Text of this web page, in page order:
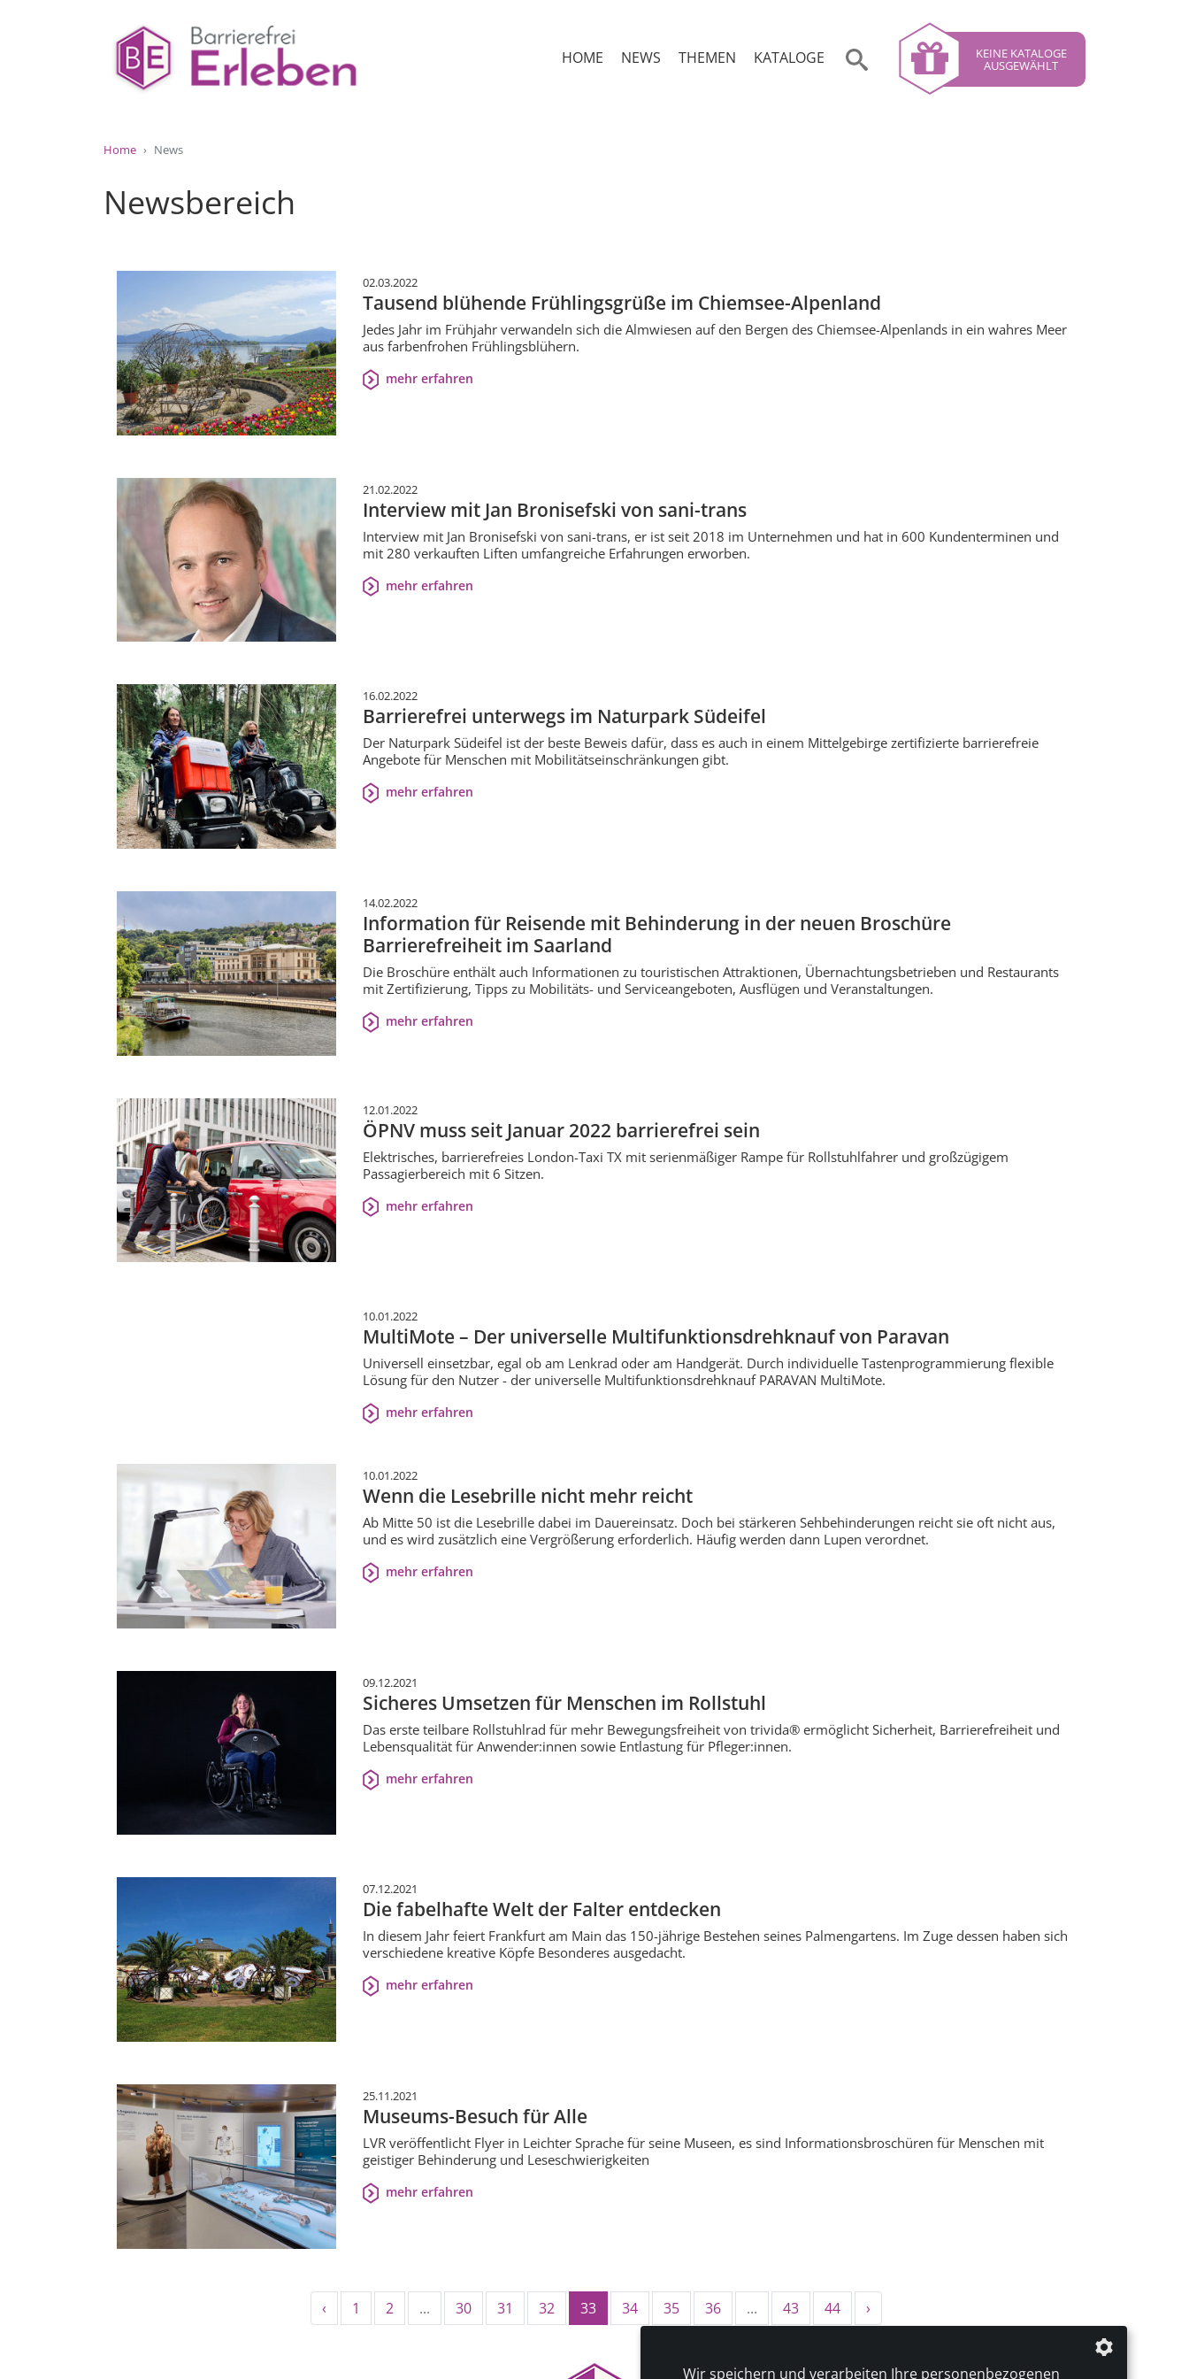
HOME NEWS THEMEN KATALOGE KEINE KATALOGE
AUSGEWÄHLT
Home News
Newsbereich
02.03.2022
Tausend blühende Frühlingsgrüße im Chiemsee-Alpenland
Jedes Jahr im Frühjahr verwandeln sich die Almwiesen auf den Bergen des Chiemsee-Alpenlands in ein wahres Meer
aus farbenfrohen Frühlingsblühern.
mehr erfahren
21.02.2022
Interview mit Jan Bronisefski von sani-trans
Interview mit Jan Bronisefski von sani-trans, er ist seit 2018 im Unternehmen und hat in 600 Kundenterminen und
mit 280 verkauften Liften umfangreiche Erfahrungen erworben.
mehr erfahren
16.02.2022
Barrierefrei unterwegs im Naturpark Südeifel
Der Naturpark Südeifel ist der beste Beweis dafür, dass es auch in einem Mittelgebirge zertifizierte barrierefreie
Angebote für Menschen mit Mobilitätseinschränkungen gibt.
mehr erfahren
14.02.2022
Information für Reisende mit Behinderung in der neuen Broschüre
Barrierefreiheit im Saarland
Die Broschüre enthält auch Informationen zu touristischen Attraktionen, Übernachtungsbetrieben und Restaurants
mit Zertifizierung, Tipps zu Mobilitäts- und Serviceangeboten, Ausflügen und Veranstaltungen.
mehr erfahren
12.01.2022
ÖPNV muss seit Januar 2022 barrierefrei sein
Elektrisches, barrierefreies London-Taxi TX mit serienmäßiger Rampe für Rollstuhlfahrer und großzügigem
Passagierbereich mit 6 Sitzen.
mehr erfahren
10.01.2022
MultiMote – Der universelle Multifunktionsdrehknauf von Paravan
Universell einsetzbar, egal ob am Lenkrad oder am Handgerät. Durch individuelle Tastenprogrammierung flexible
Lösung für den Nutzer - der universelle Multifunktionsdrehknauf PARAVAN MultiMote.
mehr erfahren
10.01.2022
Wenn die Lesebrille nicht mehr reicht
Ab Mitte 50 ist die Lesebrille dabei im Dauereinsatz. Doch bei stärkeren Sehbehinderungen reicht sie oft nicht aus,
und es wird zusätzlich eine Vergrößerung erforderlich. Häufig werden dann Lupen verordnet.
mehr erfahren
09.12.2021
Sicheres Umsetzen für Menschen im Rollstuhl
Das erste teilbare Rollstuhlrad für mehr Bewegungsfreiheit von trivida® ermöglicht Sicherheit, Barrierefreiheit und
Lebensqualität für Anwender:innen sowie Entlastung für Pfleger:innen.
mehr erfahren
07.12.2021
Die fabelhafte Welt der Falter entdecken
In diesem Jahr feiert Frankfurt am Main das 150-jährige Bestehen seines Palmengartens. Im Zuge dessen haben sich
verschiedene kreative Köpfe Besonderes ausgedacht.
mehr erfahren
25.11.2021
Museums-Besuch für Alle
LVR veröffentlicht Flyer in Leichter Sprache für seine Museen, es sind Informationsbroschüren für Menschen mit
geistiger Behinderung und Leseschwierigkeiten
mehr erfahren
‹ 1 2 ... 30 31 32 33 34 35 36 ... 43 44 ›
Wir speichern und verarbeiten Ihre personenbezogenen